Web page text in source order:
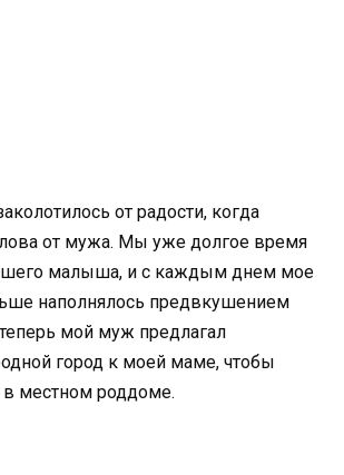
от радости, когда
от мужа. Мы уже долгое время
малыша, и с каждым днем мое
наполнялось предвкушением
мой муж предлагал
город к моей маме, чтобы
в местном роддоме.